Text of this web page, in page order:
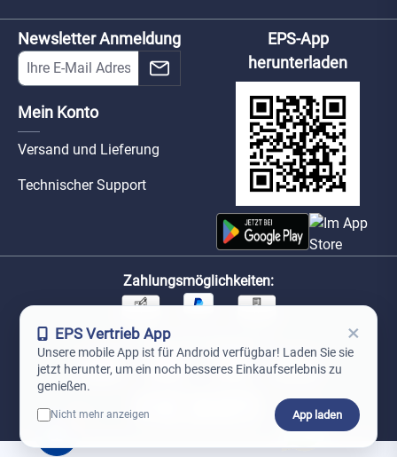
Newsletter Anmeldung
Mein Konto
Versand und Lieferung
Technischer Support
EPS-App
herunterladen
Zahlungsmöglichkeiten:
Unsere Versandpartner:
EPS Vertrieb App ×
Unsere mobile App ist für Android verfügbar! Laden Sie sie
jetzt herunter, um ein noch besseres Einkaufserlebnis zu
genießen.
Nicht mehr anzeigen App laden